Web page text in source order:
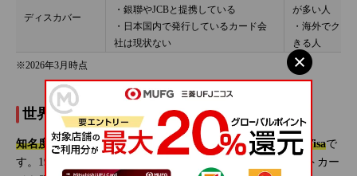
ディスカバー
・銀聯やJCBと提携している
・日本国内で発行しているカード会
社は現状ない
が多い人
・海外でクレ
きる人
※2026年3月時点
世界をカバーするトップブランドの「Visa」
知名度とシェアにおいてトップに位置する国際ブランドがVisaで
す。1950年代後半に、バンク・オブ・アメリカがクレジットカー